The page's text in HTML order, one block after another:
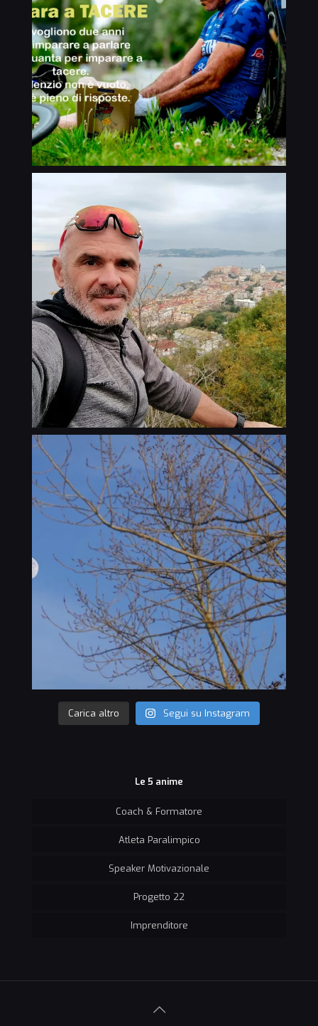
Carica altro Segui su Instagram
Le 5 anime
Coach & Formatore
Atleta Paralimpico
Speaker Motivazionale
Progetto 22
Imprenditore